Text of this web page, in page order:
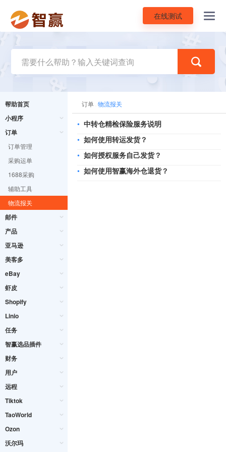
在线测试
帮助首页
小程序
订单
订单管理
采购运单
1688采购
辅助工具
物流报关
邮件
产品
亚马逊
美客多
eBay
虾皮
Shopify
Linio
任务
智赢选品插件
财务
用户
远程
Tiktok
TaoWorld
Ozon
沃尔玛
订单 物流报关
• 中转仓精检保险服务说明
• 如何使用转运发货？
• 如何授权服务自己发货？
• 如何使用智赢海外仓退货？